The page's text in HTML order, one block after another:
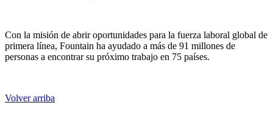
Con la misión de abrir oportunidades para la fuerza laboral global de
primera línea, Fountain ha ayudado a más de 91 millones de
personas a encontrar su próximo trabajo en 75 países.
Volver arriba